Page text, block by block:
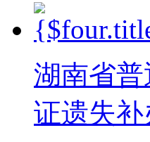
湖南省
证遗失补